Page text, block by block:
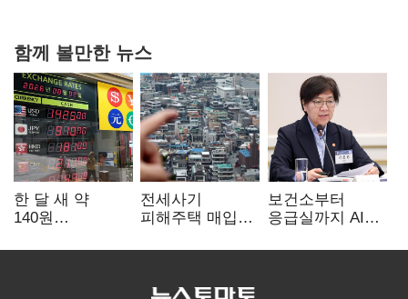
함께 볼만한 뉴스
한 달 새 약
140원
엔저'에 원화
전세사기
피해주택 매입
누적 피해자
보건소부터
응급실까지 AI
혁신 본격화